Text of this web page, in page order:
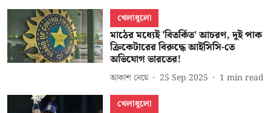
খেলাধুলো
মাঠের মধ্যেই 'বিতর্কিত' আচরণ, দুই পাক
ক্রিকেটারের বিরুদ্ধে আইসিসি-তে
অভিযোগ ভারতের!
আকাশ নেয়ে 25 Sep 2025 1 min read
খেলাধুলো